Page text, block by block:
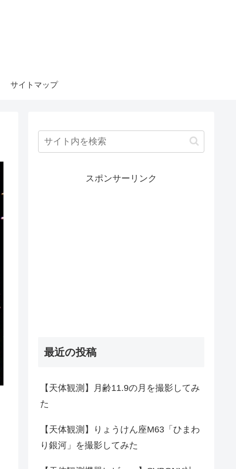
サイトマップ
スポンサーリンク
最近の投稿
【天体観測】月齢11.9の月を撮影してみ
た
【天体観測】りょうけん座M63「ひまわ
り銀河」を撮影してみた